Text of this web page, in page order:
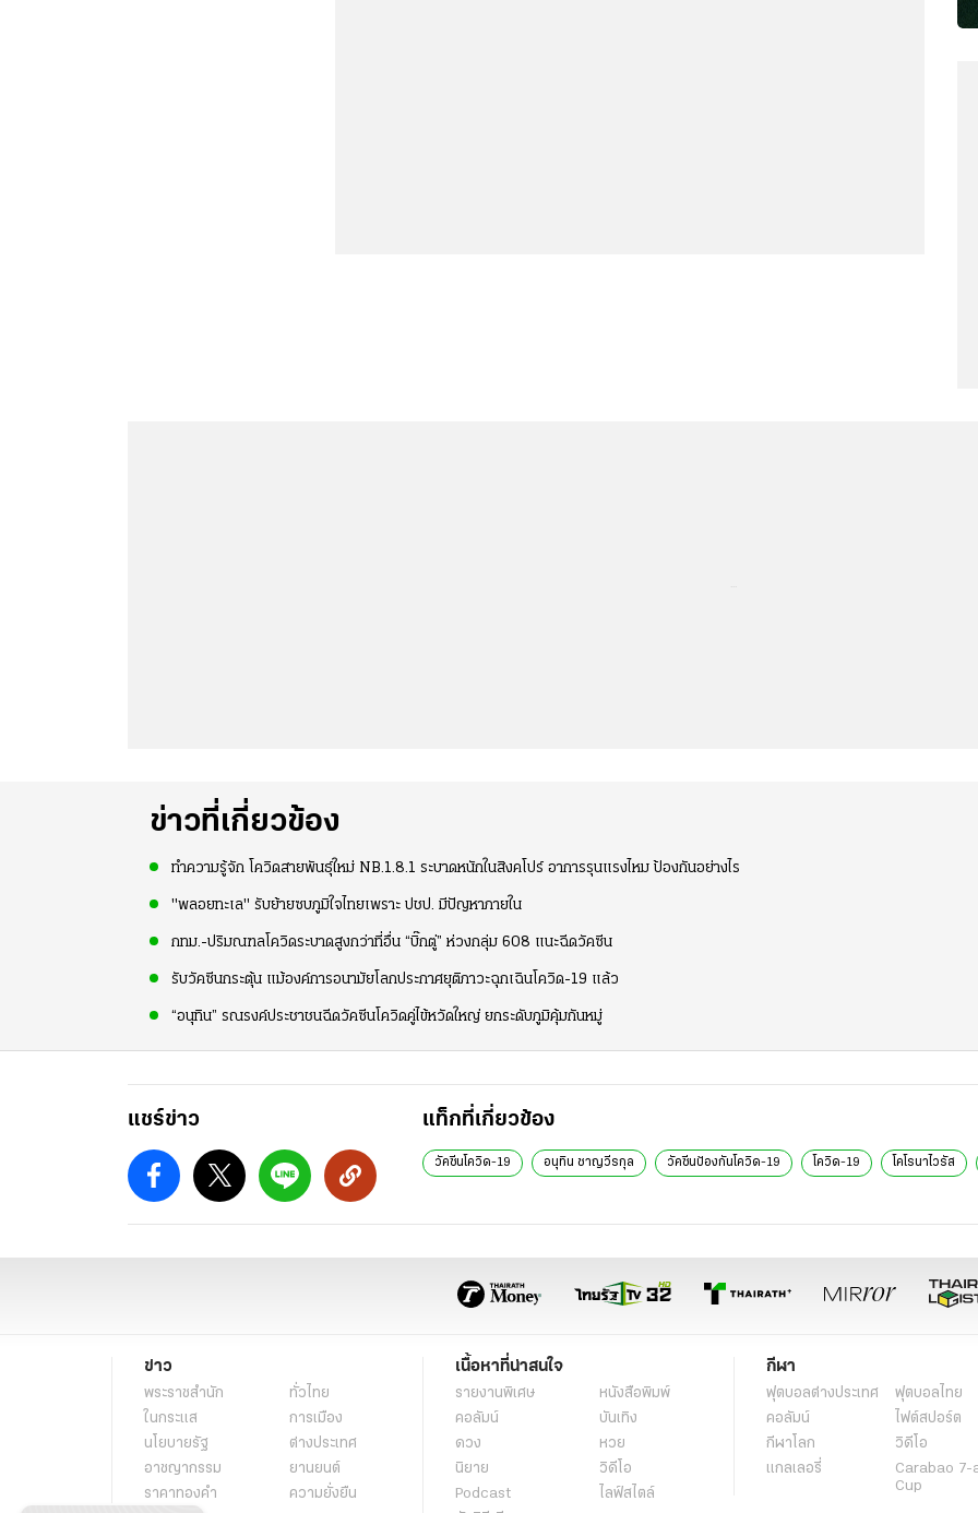
ข่าวที่เกี่ยวข้อง
ทำความรู้จัก โควิดสายพันธุ์ใหม่ NB.1.8.1 ระบาดหนักในสิงคโปร์ อาการรุนแรงไหม ป้องกันอย่างไร
"พลอยทะเล" รับย้ายซบภูมิใจไทยเพราะ ปชป. มีปัญหาภายใน
กทม.-ปริมณฑลโควิดระบาดสูงกว่าที่อื่น “บิ๊กตู่” ห่วงกลุ่ม 608 แนะฉีดวัคซีน
รับวัคซีนกระตุ้น แม้องค์การอนามัยโลกประกาศยุติภาวะฉุกเฉินโควิด-19 แล้ว
“อนุทิน” รณรงค์ประชาชนฉีดวัคซีนโควิดคู่ไข้หวัดใหญ่ ยกระดับภูมิคุ้มกันหมู่
แชร์ข่าว แท็กที่เกี่ยวข้อง
วัคซีนโควิด-19 อนุทิน ชาญวีรกุล วัคซีนป้องกันโควิด-19 โควิด-19 โคโรนาไวรัส
ข่าว
พระราชสำนัก
ทั่วไทย
ในกระแส
การเมือง
นโยบายรัฐ
ต่างประเทศ
อาชญากรรม
ยานยนต์
ราคาทองคำ
ความยั่งยืน
เนื้อหาที่น่าสนใจ
รายงานพิเศษ
หนังสือพิมพ์
คอลัมน์
บันเทิง
ดวง
หวย
นิยาย
วิดีโอ
Podcast
ไลฟ์สไตล์
กีฬา
ฟุตบอลต่่างประเทศ
ฟุตบอลไทย
คอลัมน์
ไฟต์สปอร์ต
กีฬาโลก
วิดีโอ
แกลเลอรี่
Carabao 7-
Cup